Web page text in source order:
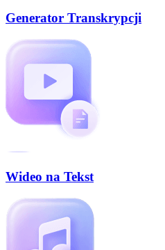
Generator Transkrypcji
Wideo na Tekst